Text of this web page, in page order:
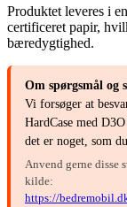
Produktet leveres i
certificeret papir,
bæredygtighed.
Om spørgsmål og
Vi forsøger at
HardCase med
det er noget, som
Anvend gerne disse
kilde:
https://